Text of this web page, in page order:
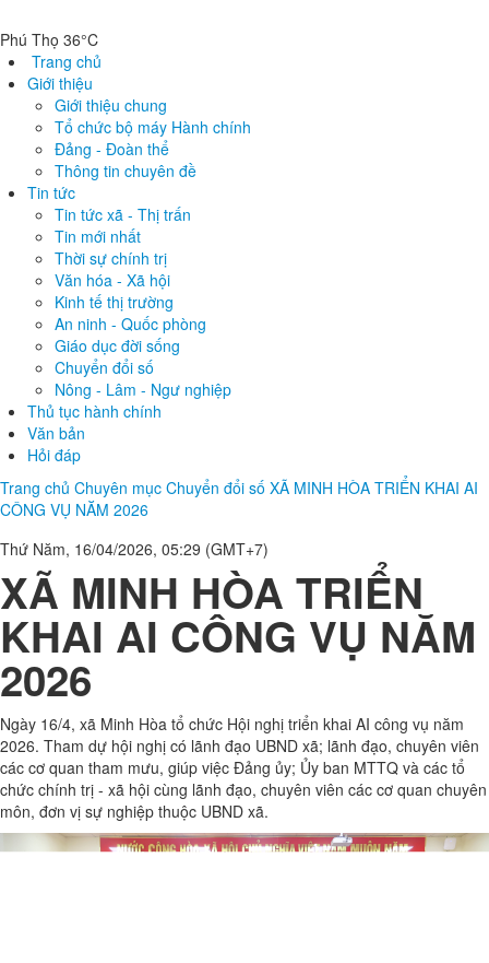
Phú Thọ 36°C
Trang chủ
Giới thiệu
Giới thiệu chung
Tổ chức bộ máy Hành chính
Đảng - Đoàn thể
Thông tin chuyên đề
Tin tức
Tin tức xã - Thị trấn
Tin mới nhất
Thời sự chính trị
Văn hóa - Xã hội
Kinh tế thị trường
An ninh - Quốc phòng
Giáo dục đời sống
Chuyển đổi số
Nông - Lâm - Ngư nghiệp
Thủ tục hành chính
Văn bản
Hỏi đáp
Trang chủ Chuyên mục Chuyển đổi số XÃ MINH HÒA TRIỂN KHAI AI
CÔNG VỤ NĂM 2026
Thứ Năm, 16/04/2026, 05:29 (GMT+7)
XÃ MINH HÒA TRIỂN
KHAI AI CÔNG VỤ NĂM
2026
Ngày 16/4, xã Minh Hòa tổ chức Hội nghị triển khai AI công vụ năm
2026. Tham dự hội nghị có lãnh đạo UBND xã; lãnh đạo, chuyên viên
các cơ quan tham mưu, giúp việc Đảng ủy; Ủy ban MTTQ và các tổ
chức chính trị - xã hội cùng lãnh đạo, chuyên viên các cơ quan chuyên
môn, đơn vị sự nghiệp thuộc UBND xã.